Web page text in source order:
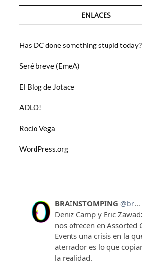
ENLACES
Has DC done something stupid today?
Seré breve (EmeA)
El Blog de Jotace
ADLO!
Rocío Vega
WordPress.org